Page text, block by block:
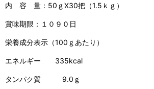
内 容 量：50ｇX30把（1.5ｋｇ）
賞味期限：１０９０日
栄養成分表示（100ｇあたり）
エネルギー 335kcal
タンパク質 9.0ｇ